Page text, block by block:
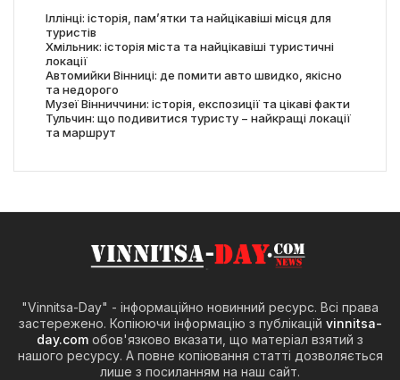
Іллінці: історія, пам’ятки та найцікавіші місця для
туристів
Хмільник: історія міста та найцікавіші туристичні
локації
Автомийки Вінниці: де помити авто швидко, якісно
та недорого
Музеї Вінниччини: історія, експозиції та цікаві факти
Тульчин: що подивитися туристу − найкращі локації
та маршрут
"Vinnitsa-Day" - інформаційно новинний ресурс. Всі права
застережено. Копіюючи інформацію з публікацій vinnitsa-
day.com обов'язково вказати, що матеріал взятий з
нашого ресурсу. А повне копіювання статті дозволяється
лише з посиланням на наш сайт.